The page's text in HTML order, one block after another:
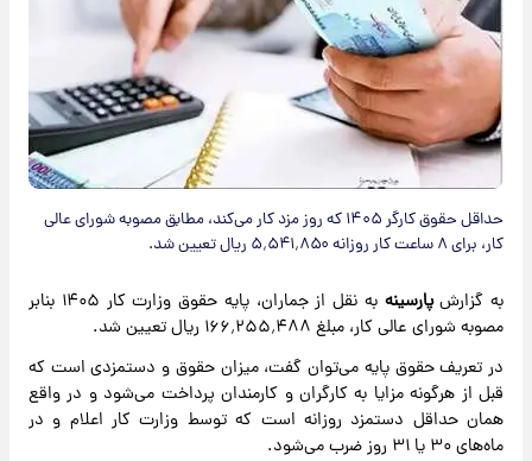
حداقل حقوق کارگر ۱۴۰۵ که روز مزد کار می‌کند، مطابق مصوبه شورای عالی
کار، برای ۸ ساعت کار روزانه ۵٬۵۴۱٬۸۵۰ ریال تعیین شد.
به گزارشپارسینه
به نقل از جماران، پایه حقوق وزارت کار ۱۴۰۵ بنابر
مصوبه شورای عالی کار، مبلغ ۱۶۶٬۲۵۵٬۴۸۸ ریال تعیین شد.
در تعریف حقوق پایه می‌توان گفت، میزان حقوق و دستمزدی است که
قبل از هر‌گونه مزایا به کارگران و کارمندان پرداخت می‌شود و در واقع
همان حداقل دستمزد روزانه است که توسط وزارت کار اعلام و در
ماه‌های ۳۰ یا ۳۱ روز ضرب می‌شود.